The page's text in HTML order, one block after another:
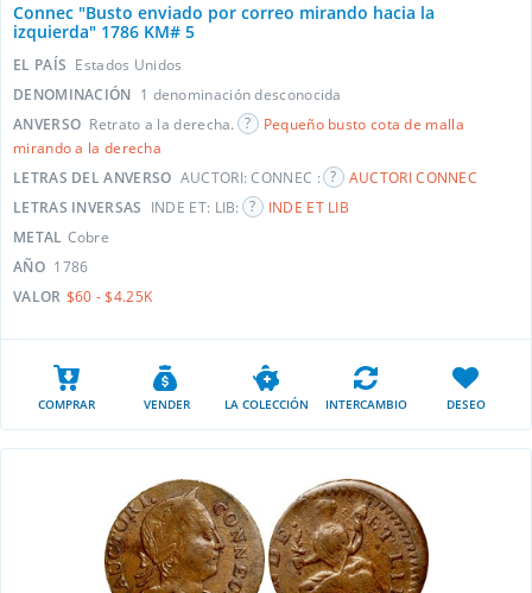
Connec "Busto enviado por correo mirando hacia la
izquierda" 1786 KM# 5
EL PAÍS Estados Unidos
DENOMINACIÓN 1 denominación desconocida
ANVERSO Retrato a la derecha.
Pequeño busto cota de malla
mirando a la derecha
LETRAS DEL ANVERSO AUCTORI: CONNEC :
AUCTORI CONNEC
LETRAS INVERSAS INDE ET: LIB:
INDE ET LIB
METAL Cobre
AÑO 1786
VALOR $60 - $4.25K
COMPRAR VENDER LA COLECCIÓN INTERCAMBIO DESEO